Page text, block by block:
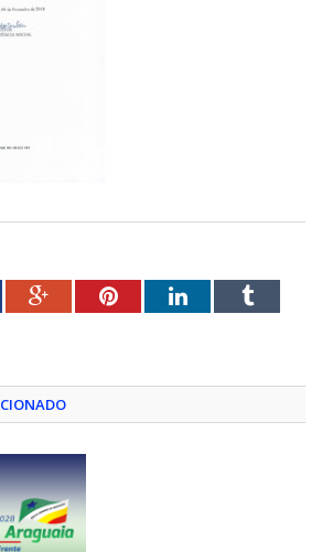
Google+PinterestLinkedInTumblr